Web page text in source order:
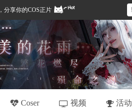
分享你的COS正片
Coser 视频 活动